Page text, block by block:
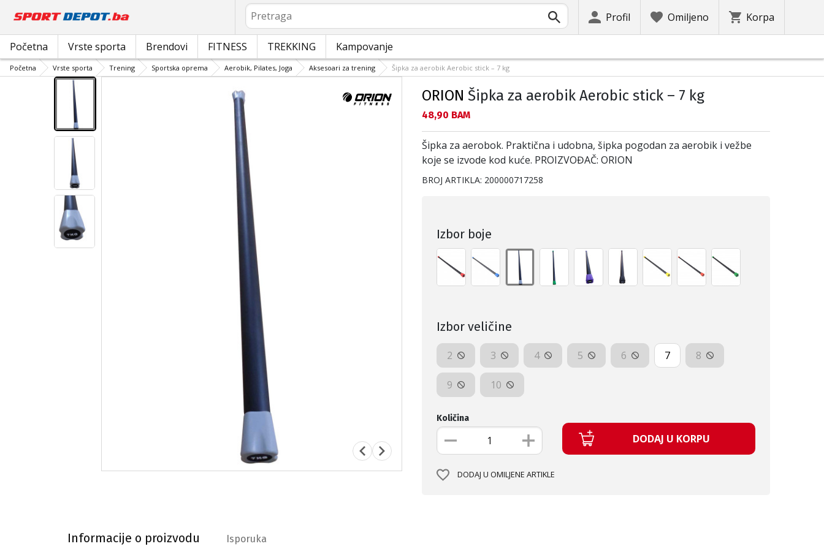
Pretraga
Profil Omiljeno Korpa
Početna Vrste sporta Brendovi FITNESS TREKKING Kampovanje
Početna Vrste sporta Trening Sportska oprema Aerobik, Pilates, Joga Aksesoari za trening Šipka za aerobik Aerobic stick – 7 kg
ORION Šipka za aerobik Aerobic stick – 7 kg
Текуща цена:
48,90 BAM
Šipka za aerobok. Praktična i udobna, šipka pogodan za aerobik i vežbe
koje se izvode kod kuće. PROIZVOĐAČ: ORION
BROJ ARTIKLA: 200000717258
Izbor boje
Izbor veličine
2 3 4 5 6 7 8
9 10
Količina
DODAJ U KORPU
DODAJ U OMILJENE ARTIKLE
Informacije o proizvodu
Isporuka